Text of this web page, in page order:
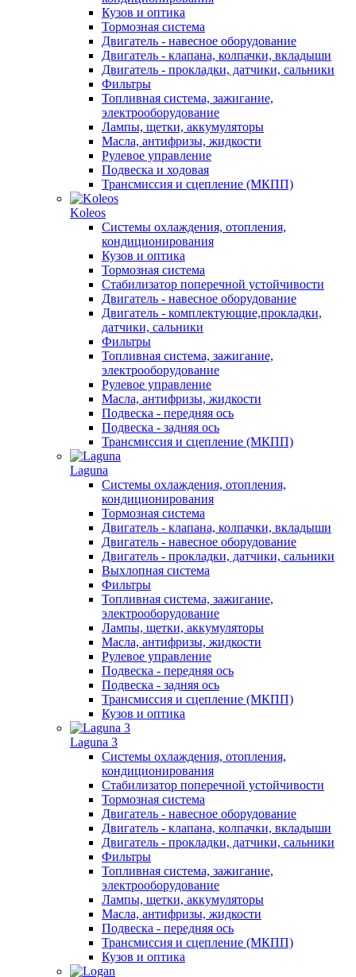
Кузов и оптика
Тормозная система
Двигатель - навесное оборудование
Двигатель - клапана, колпачки, вкладыши
Двигатель - прокладки, датчики, сальники
Фильтры
Топливная система, зажигание,
электрооборудование
Лампы, щетки, аккумуляторы
Масла, антифризы, жидкости
Рулевое управление
Подвеска и ходовая
Трансмиссия и сцепление (МКПП)
Koleos
Системы охлаждения, отопления,
кондиционирования
Кузов и оптика
Тормозная система
Стабилизатор поперечной устойчивости
Двигатель - навесное оборудование
Двигатель - комплектующие,прокладки,
датчики, сальники
Фильтры
Топливная система, зажигание,
электрооборудование
Рулевое управление
Масла, антифризы, жидкости
Подвеска - передняя ось
Подвеска - задняя ось
Трансмиссия и сцепление (МКПП)
Laguna
Системы охлаждения, отопления,
кондиционирования
Тормозная система
Двигатель - клапана, колпачки, вкладыши
Двигатель - навесное оборудование
Двигатель - прокладки, датчики, сальники
Выхлопная система
Фильтры
Топливная система, зажигание,
электрооборудование
Лампы, щетки, аккумуляторы
Масла, антифризы, жидкости
Рулевое управление
Подвеска - передняя ось
Подвеска - задняя ось
Трансмиссия и сцепление (МКПП)
Кузов и оптика
Laguna 3
Системы охлаждения, отопления,
кондиционирования
Стабилизатор поперечной устойчивости
Тормозная система
Двигатель - навесное оборудование
Двигатель - клапана, колпачки, вкладыши
Двигатель - прокладки, датчики, сальники
Фильтры
Топливная система, зажигание,
электрооборудование
Лампы, щетки, аккумуляторы
Масла, антифризы, жидкости
Подвеска - передняя ось
Трансмиссия и сцепление (МКПП)
Кузов и оптика